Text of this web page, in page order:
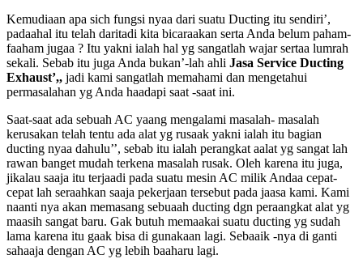
Kemudiaan apa sich fungsi nyaa dari suatu Ducting itu sendiri’,
padaahal itu telah daritadi kita bicaraakan serta Anda belum paham-
faaham jugaa ? Itu yakni ialah hal yg sangatlah wajar sertaa lumrah
sekali. Sebab itu juga Anda bukan’-lah ahli Jasa Service Ducting
Exhaust’,, jadi kami sangatlah memahami dan mengetahui
permasalahan yg Anda haadapi saat -saat ini.
Saat-saat ada sebuah AC yaang mengalami masalah- masalah
kerusakan telah tentu ada alat yg rusaak yakni ialah itu bagian
ducting nyaa dahulu’’, sebab itu ialah perangkat aalat yg sangat lah
rawan banget mudah terkena masalah rusak. Oleh karena itu juga,
jikalau saaja itu terjaadi pada suatu mesin AC milik Andaa cepat-
cepat lah seraahkan saaja pekerjaan tersebut pada jaasa kami. Kami
naanti nya akan memasang sebuaah ducting dgn peraangkat alat yg
maasih sangat baru. Gak butuh memaakai suatu ducting yg sudah
lama karena itu gaak bisa di gunakaan lagi. Sebaaik -nya di ganti
sahaaja dengan AC yg lebih baaharu lagi.